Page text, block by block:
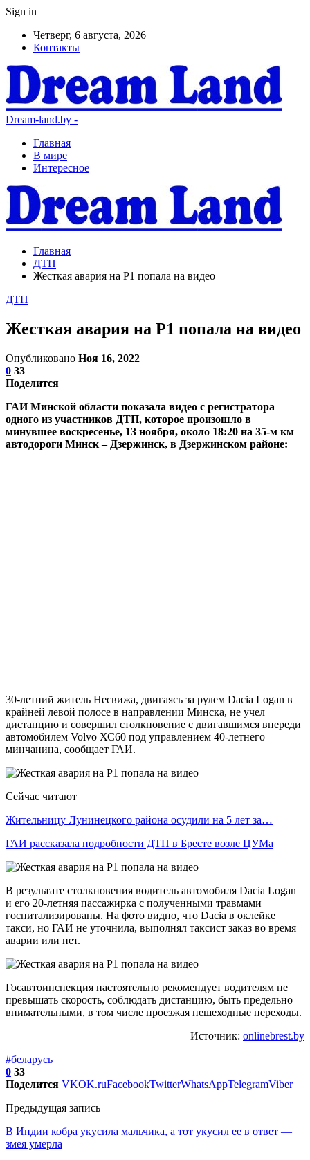
Sign in
Четверг, 6 августа, 2026
Контакты
Dream-land.by -
Главная
В мире
Интересное
Главная
ДТП
Жесткая авария на Р1 попала на видео
ДТП
Жесткая авария на Р1 попала на видео
Опубликовано Ноя 16, 2022
0 33
Поделится
ГАИ Минской области показала видео с регистратора
одного из участников ДТП, которое произошло в
минувшее воскресенье, 13 ноября, около 18:20 на 35-м км
автодороги Минск – Дзержинск, в Дзержинском районе:
30-летний житель Несвижа, двигаясь за рулем Dacia Logan в
крайней левой полосе в направлении Минска, не учел
дистанцию и совершил столкновение с двигавшимся впереди
автомобилем Volvo ХС60 под управлением 40-летнего
минчанина, сообщает ГАИ.
Сейчас читают
Жительницу Лунинецкого района осудили на 5 лет за…
ГАИ рассказала подробности ДТП в Бресте возле ЦУМа
В результате столкновения водитель автомобиля Dacia Logan
и его 20-летняя пассажирка с полученными травмами
госпитализированы. На фото видно, что Dacia в оклейке
такси, но ГАИ не уточнила, выполнял таксист заказ во время
аварии или нет.
Госавтоинспекция настоятельно рекомендует водителям не
превышать скорость, соблюдать дистанцию, быть предельно
внимательными, в том числе проезжая пешеходные переходы.
Источник: onlinebrest.by
#беларусь
0 33
Поделится VKOK.ruFacebookTwitterWhatsAppTelegramViber
Предыдущая запись
В Индии кобра укусила мальчика, а тот укусил ее в ответ —
змея умерла